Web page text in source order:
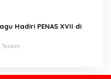
Hadiri PENAS XVII di